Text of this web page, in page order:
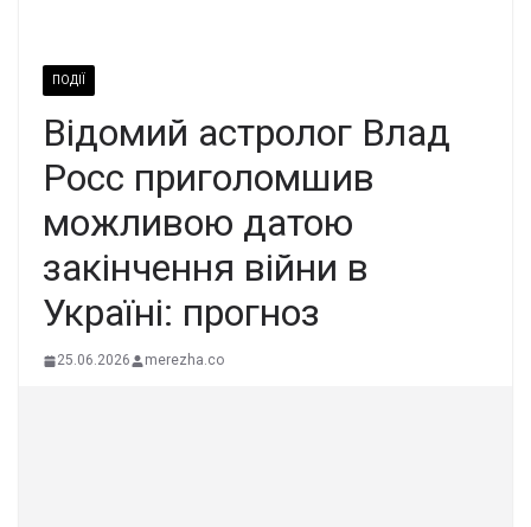
ПОДІЇ
Відомий астролог Влад
Росс приголомшив
можливою датою
закінчення війни в
Україні: прогноз
25.06.2026 merezha.co